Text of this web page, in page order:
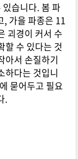
습니다. 봄 파
, 가을 파종은 11
괴경이 커서 수
할 수 있다는 것
아서 손질하기
하다는 것입니
묻어두고 필요
.